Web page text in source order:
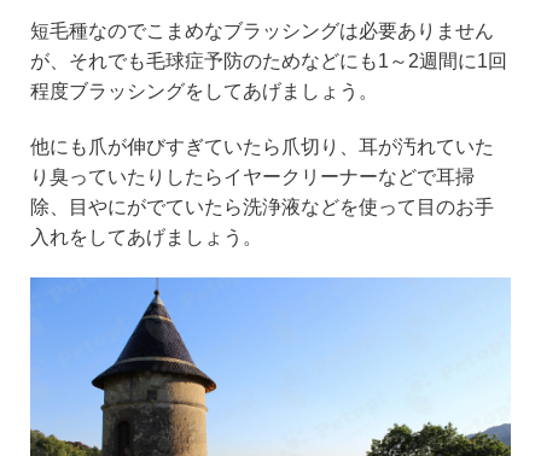
短毛種なのでこまめなブラッシングは必要ありません
が、それでも毛球症予防のためなどにも1～2週間に1回
程度ブラッシングをしてあげましょう。
他にも爪が伸びすぎていたら爪切り、耳が汚れていた
り臭っていたりしたらイヤークリーナーなどで耳掃
除、目やにがでていたら洗浄液などを使って目のお手
入れをしてあげましょう。